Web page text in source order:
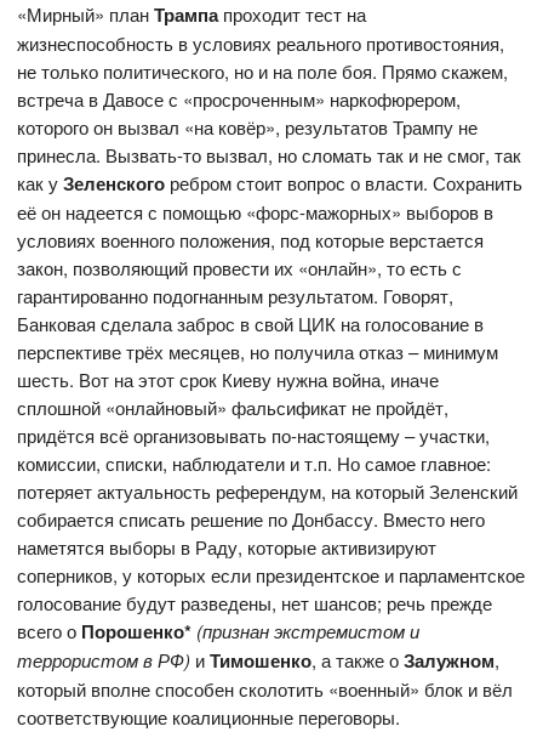
«Мирный» планТрампапроходит тест на
жизнеспособность в условиях реального противостояния,
не только политического, но и на поле боя. Прямо скажем,
встреча в Давосе с «просроченным» наркофюрером,
которого он вызвал «на ковёр», результатов Трампу не
принесла. Вызвать-то вызвал, но сломать так и не смог, так
как уЗеленского ребром стоит вопрос о власти. Сохранить
её он надеется с помощью «форс-мажорных» выборов в
условиях военного положения, под которые верстается
закон, позволяющий провести их «онлайн», то есть с
гарантированно подогнанным результатом. Говорят,
Банковая сделала заброс в свой ЦИК на голосование в
перспективе трёх месяцев, но получила отказ – минимум
шесть. Вот на этот срок Киеву нужна война, иначе
сплошной «онлайновый» фальсификат не пройдёт,
придётся всё организовывать по-настоящему – участки,
комиссии, списки, наблюдатели и т.п. Но самое главное:
потеряет актуальность референдум, на который Зеленский
собирается списать решение по Донбассу. Вместо него
наметятся выборы в Раду, которые активизируют
соперников, у которых если президентское и парламентское
голосование будут разведены, нет шансов; речь прежде
всего о Порошенко* (признан экстремистом и
террористом в РФ) иТимошенко, а также оЗалужном,
который вполне способен сколотить «военный» блок и вёл
соответствующие коалиционные переговоры.